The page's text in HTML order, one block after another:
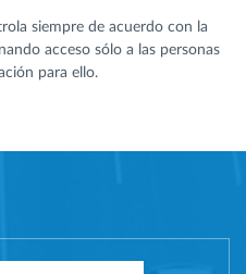
siempre de acuerdo con la
acceso sólo a las personas
para ello.